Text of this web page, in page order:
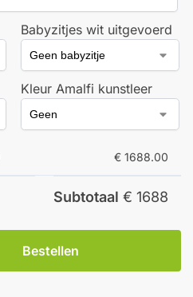
Babyzitjes wit uitgevoerd
Kleur Amalfi kunstleer
€ 1688.00
Subtotaal € 1688
Bestellen